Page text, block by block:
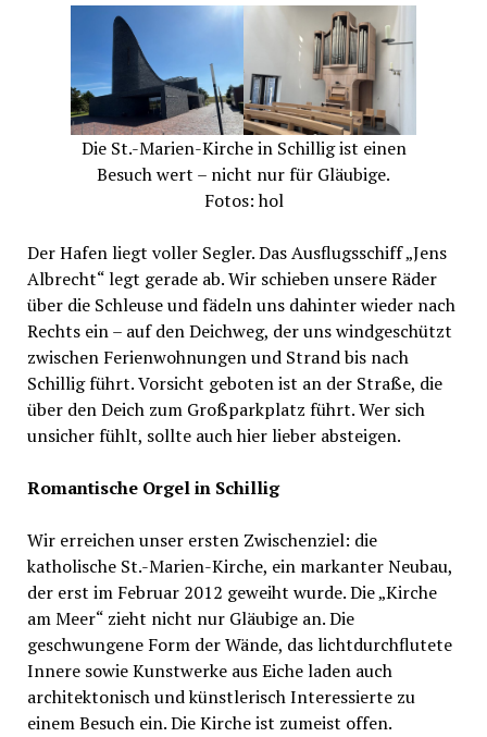
Die St.-Marien-Kirche in Schillig ist einen
Besuch wert – nicht nur für Gläubige.
Fotos: hol
Der Hafen liegt voller Segler. Das Ausflugsschiff „Jens
Albrecht“ legt gerade ab. Wir schieben unsere Räder
über die Schleuse und fädeln uns dahinter wieder nach
Rechts ein – auf den Deichweg, der uns windgeschützt
zwischen Ferienwohnungen und Strand bis nach
Schillig führt. Vorsicht geboten ist an der Straße, die
über den Deich zum Großparkplatz führt. Wer sich
unsicher fühlt, sollte auch hier lieber absteigen.
Romantische Orgel in Schillig
Wir erreichen unser ersten Zwischenziel: die
katholische St.-Marien-Kirche, ein markanter Neubau,
der erst im Februar 2012 geweiht wurde. Die „Kirche
am Meer“ zieht nicht nur Gläubige an. Die
geschwungene Form der Wände, das lichtdurchflutete
Innere sowie Kunstwerke aus Eiche laden auch
architektonisch und künstlerisch Interessierte zu
einem Besuch ein. Die Kirche ist zumeist offen.